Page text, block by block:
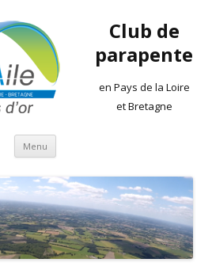
Club de
parapente
en Pays de la Loire
et Bretagne
Menu Aller
contenu